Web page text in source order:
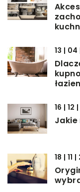
13 |
16 | 12
Jakie
18 | 11